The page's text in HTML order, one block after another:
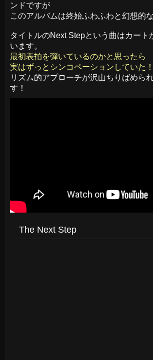
ンドですが
このアルバムは終始ふわふわと幻想的
タイトルのNext Stepという曲はカート
います。
最初表拍を弾いているのかと思ったら
実はずっとシンコペーションしていた！
リズム的アプローチが沢山ちりばめら
す！
The Next Step